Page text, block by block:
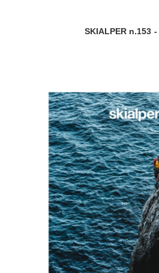
SKIALPER n.153